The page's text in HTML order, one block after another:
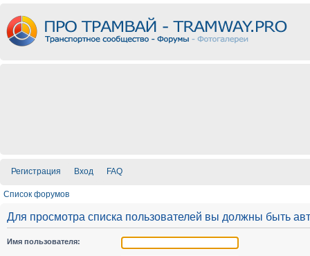
Регистрация Вход FAQ
Список форумов
Для просмотра списка пользователей вы должны быть
Имя пользователя: